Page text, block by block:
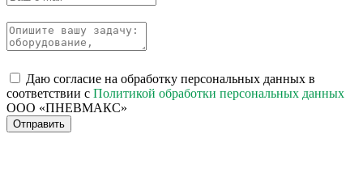
Даю согласие на обработку персональных данных в
соответствии с Политикой обработки персональных данных
ООО «ПНЕВМАКС»
Отправить